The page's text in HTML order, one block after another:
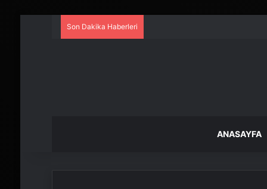
Son Dakika Haberleri
ANASAYFA